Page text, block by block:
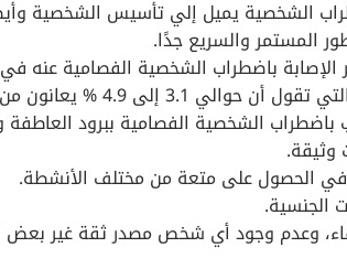
الشخصية يميل إلي تأسيس الشخصية
المستمر والسريع جدًا.
الإصابة باضطراب الشخصية الفصامية عنه
3.1 إلى 4.9 % يعانون من اضطراب.
الشخصية الفصامية ببرود العاطفة
وثيقة.
الحصول على متعة من مختلف الأنشطة.
الجنسية.
وعدم وجود أي شخص مصدر ثقة غير بعض